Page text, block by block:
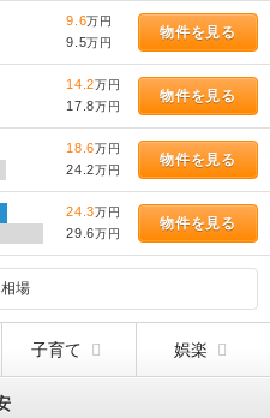
9.6万円
9.5万円
物件を見る
14.2万円
17.8万円
物件を見る
18.6万円
24.2万円
物件を見る
24.3万円
29.6万円
物件を見る
場
子育て 娯楽